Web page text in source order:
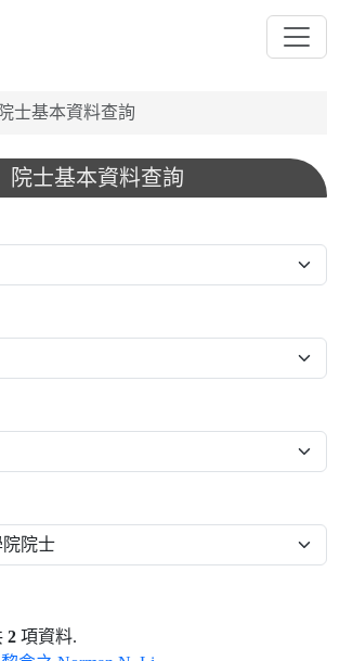
院士基本資料查詢
院士基本資料查詢
2 項資料.